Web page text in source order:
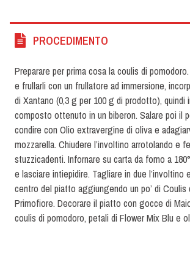
PROCEDIMENTO
Preparare per prima cosa la coulis di
e frullarli con un frullatore ad immersione,
di Xantano (0,3 g per 100 g di prodotto), quindi
composto ottenuto in un biberon. Salare poi il
condire con Olio extravergine di oliva e
mozzarella. Chiudere l’involtino arrotolando e
stuzzicadenti. Infornare su carta da forno a
e lasciare intiepidire. Tagliare in due l’involtino
centro del piatto aggiungendo un po’ di Coulis
Primofiore. Decorare il piatto con gocce di
coulis di pomodoro, petali di Flower Mix Blu e